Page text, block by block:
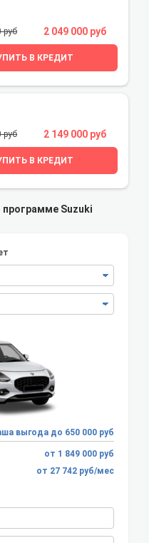
руб 2 049 000 руб
В КРЕДИТ
руб 2 149 000 руб
В КРЕДИТ
Suzuki
выгода до 650 000 руб
от 1 849 000 руб
от 27 742 руб/мес